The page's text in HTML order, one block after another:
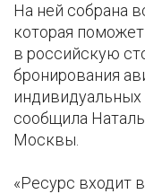
На ней собрана
которая
в российскую
бронирования
индивидуальных
сообщила
Москвы.
«Ресурс входит